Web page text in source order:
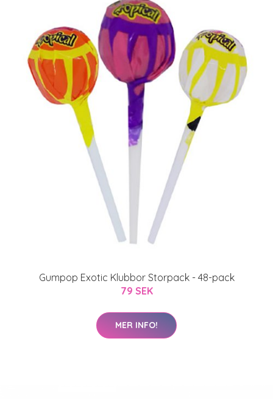
Gumpop Exotic Klubbor Storpack - 48-pack
79 SEK
MER INFO!